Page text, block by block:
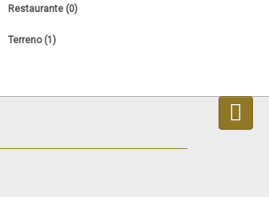
Restaurante (0)
Terreno (1)